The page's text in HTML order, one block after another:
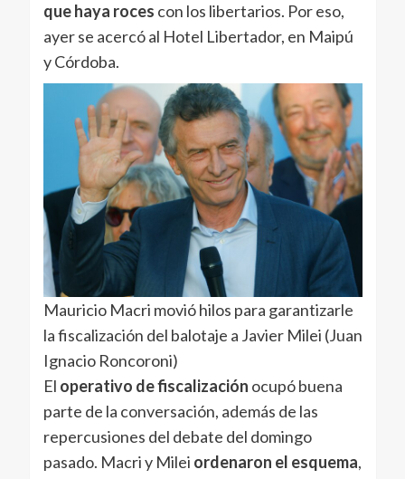
que haya roces con los libertarios. Por eso,
ayer se acercó al Hotel Libertador, en Maipú
y Córdoba.
Mauricio Macri movió hilos para garantizarle
la fiscalización del balotaje a Javier Milei (Juan
Ignacio Roncoroni)
El operativo de fiscalización ocupó buena
parte de la conversación, además de las
repercusiones del debate del domingo
pasado. Macri y Milei ordenaron el esquema,